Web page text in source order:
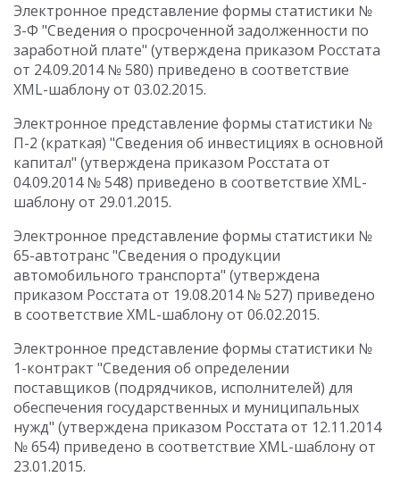
Электронное представление формы статистики №
3-Ф "Сведения о просроченной задолженности по
заработной плате" (утверждена приказом Росстата
от 24.09.2014 № 580) приведено в соответствие
XML-шаблону от 03.02.2015.
Электронное представление формы статистики №
П-2 (краткая) "Сведения об инвестициях в основной
капитал" (утверждена приказом Росстата от
04.09.2014 № 548) приведено в соответствие XML-
шаблону от 29.01.2015.
Электронное представление формы статистики №
65-автотранс "Сведения о продукции
автомобильного транспорта" (утверждена
приказом Росстата от 19.08.2014 № 527) приведено
в соответствие XML-шаблону от 06.02.2015.
Электронное представление формы статистики №
1-контракт "Сведения об определении
поставщиков (подрядчиков, исполнителей) для
обеспечения государственных и муниципальных
нужд" (утверждена приказом Росстата от 12.11.2014
№ 654) приведено в соответствие XML-шаблону от
23.01.2015.